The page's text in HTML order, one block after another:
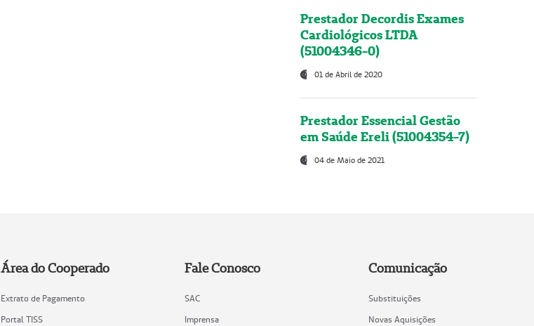
Prestador Decordis Exames
Cardiológicos LTDA
(51004346-0)
01 de Abril de 2020
Prestador Essencial Gestão
em Saúde Ereli (51004354-7)
04 de Maio de 2021
Área do Cooperado
Extrato de Pagamento
Portal TISS
Fale Conosco
SAC
Imprensa
Comunicação
Substituições
Novas Aquisições